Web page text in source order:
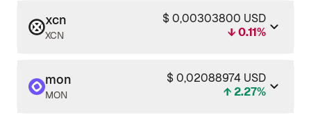
xcn
XCN
$ 0,00303800 USD
↓ 0.11%
mon
MON
$ 0,02088974 USD
↑ 2.27%